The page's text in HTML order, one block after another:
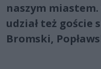
naszym
udział też goście
Bromski,